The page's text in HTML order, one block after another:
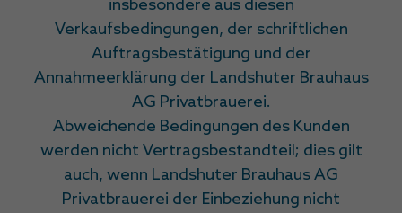
insbesondere aus diesen
Verkaufsbedingungen, der schriftlichen
Auftragsbestätigung und der
Annahmeerklärung der Landshuter Brauhaus
AG Privatbrauerei.
Abweichende Bedingungen des Kunden
werden nicht Vertragsbestandteil; dies gilt
auch, wenn Landshuter Brauhaus AG
Privatbrauerei der Einbeziehung nicht